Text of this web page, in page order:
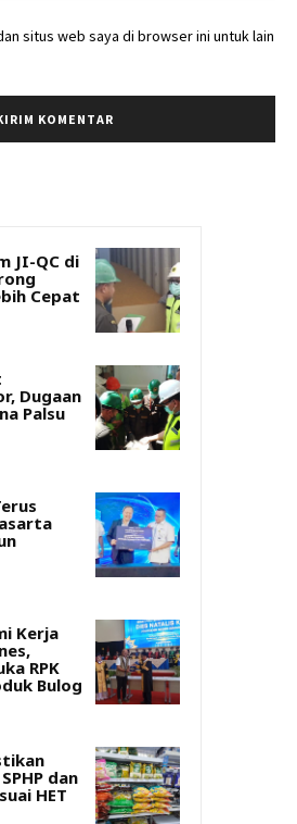
situs web saya di browser ini untuk lain
JI-QC di
Cepat
Dugaan
Palsu
Kerja
RPK
Bulog
dan
HET